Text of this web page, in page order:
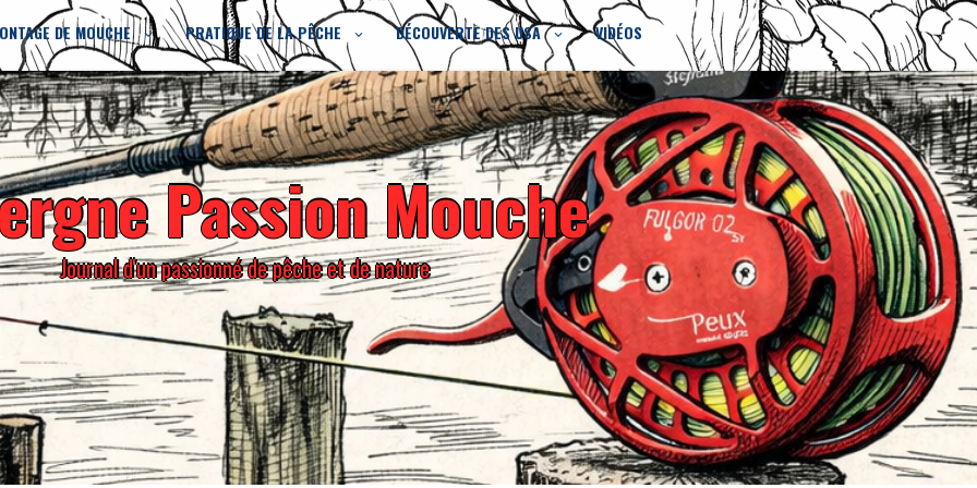
DE MOUCHE PRATIQUE DE LA PÊCHE DÉCOUVERTE DES USA VIDÉOS
Passion Mouche
Journal d'un passionné de pêche et de nature